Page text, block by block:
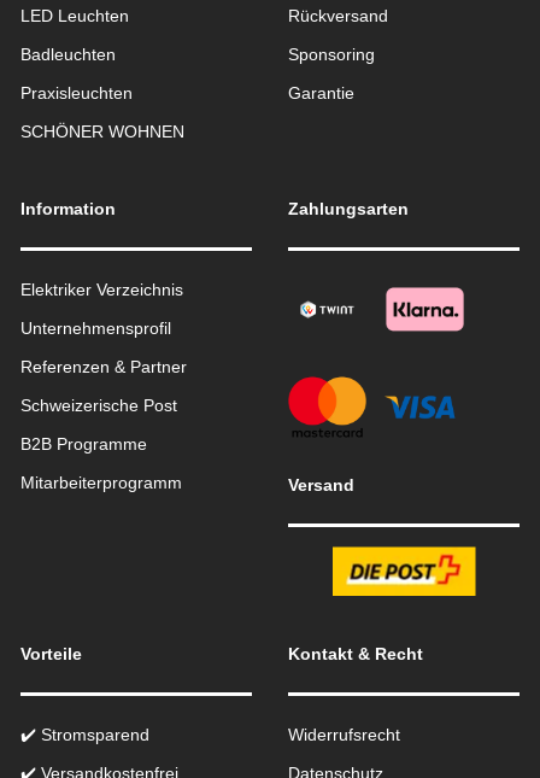
LED Leuchten
Badleuchten
Praxisleuchten
SCHÖNER WOHNEN
Rückversand
Sponsoring
Garantie
Information
Elektriker Verzeichnis
Unternehmensprofil
Referenzen & Partner
Schweizerische Post
B2B Programme
Mitarbeiterprogramm
Zahlungsarten
Versand
Vorteile
✔️ Stromsparend
✔️ Versandkostenfrei
Kontakt & Recht
Widerrufsrecht
Datenschutz